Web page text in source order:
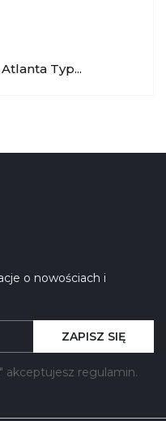
Typ...
o nowościach i
akceptujesz regulamin.
ZAPISZ SIĘ